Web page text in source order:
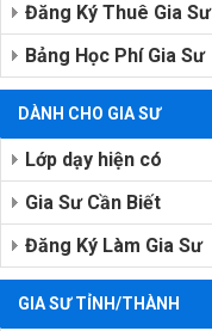
Đăng Ký Thuê Gia Sư
Bảng Học Phí Gia Sư
DÀNH CHO GIA SƯ
Lớp dạy hiện có
Gia Sư Cần Biết
Đăng Ký Làm Gia Sư
GIA SƯ TỈNH/THÀNH